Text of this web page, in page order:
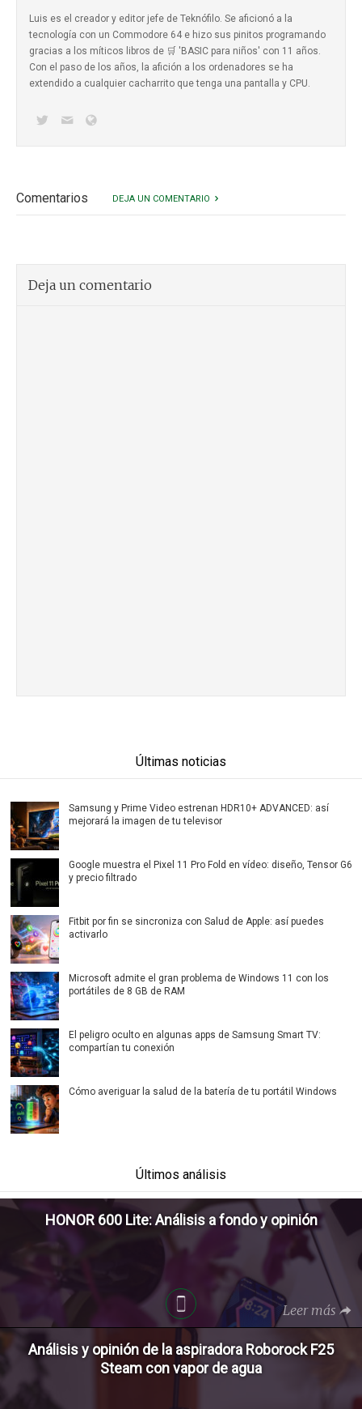
Luis es el creador y editor jefe de Teknófilo. Se aficionó a la
tecnología con un Commodore 64 e hizo sus pinitos programando
gracias a los míticos libros de 🛒 'BASIC para niños' con 11 años.
Con el paso de los años, la afición a los ordenadores se ha
extendido a cualquier cacharrito que tenga una pantalla y CPU.
Comentarios DEJA UN COMENTARIO
Deja un comentario
Últimas noticias
Samsung y Prime Video estrenan HDR10+ ADVANCED: así
mejorará la imagen de tu televisor
Google muestra el Pixel 11 Pro Fold en vídeo: diseño, Tensor G6
y precio filtrado
Fitbit por fin se sincroniza con Salud de Apple: así puedes
activarlo
Microsoft admite el gran problema de Windows 11 con los
portátiles de 8 GB de RAM
El peligro oculto en algunas apps de Samsung Smart TV:
compartían tu conexión
Cómo averiguar la salud de la batería de tu portátil Windows
Últimos análisis
HONOR 600 Lite: Análisis a fondo y opinión
Leer más
Análisis y opinión de la aspiradora Roborock F25
Steam con vapor de agua